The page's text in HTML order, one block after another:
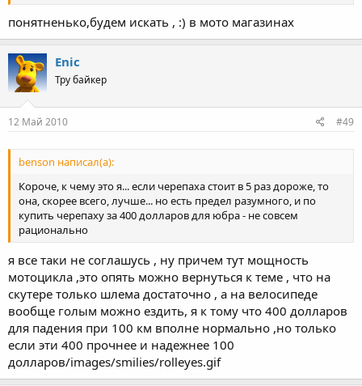
понятненько,будем искать , :) в мото магазинах
Enic
Тру байкер
12 Май 2010 #49
benson написал(а):
Короче, к чему это я... если черепаха стоит в 5 раз дороже, то
она, скорее всего, лучше... но есть предел разумного, и по
купить черепаху за 400 долларов для юбра - не совсем
рационально
я все таки не соглашусь , ну причем тут мощность
мотоцикла ,это опять можно вернуться к теме , что на
скутере только шлема достаточно , а на велосипеде
вообще голым можно ездить, я к тому что 400 долларов
для падения при 100 км вполне нормально ,но только
если эти 400 прочнее и надежнее 100
долларов/images/smilies/rolleyes.gif